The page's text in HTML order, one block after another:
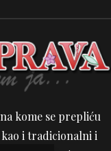
kome se prepliću
i tradicionalni i